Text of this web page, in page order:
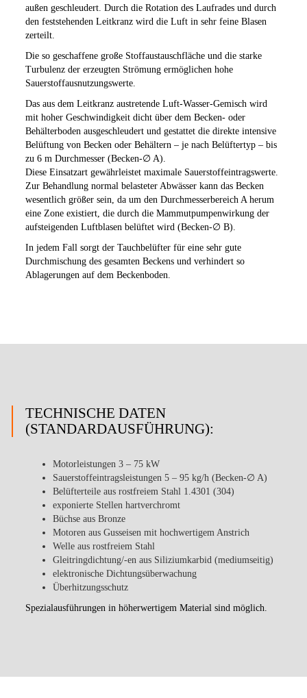
außen geschleudert. Durch die Rotation des Laufrades und durch
den feststehenden Leitkranz wird die Luft in sehr feine Blasen
zerteilt.
Die so geschaffene große Stoffaustauschfläche und die starke
Turbulenz der erzeugten Strömung ermöglichen hohe
Sauerstoffausnutzungswerte.
Das aus dem Leitkranz austretende Luft-Wasser-Gemisch wird
mit hoher Geschwindigkeit dicht über dem Becken- oder
Behälterboden ausgeschleudert und gestattet die direkte intensive
Belüftung von Becken oder Behältern – je nach Belüftertyp – bis
zu 6 m Durchmesser (Becken-∅ A).
Diese Einsatzart gewährleistet maximale Sauerstoffeintragswerte.
Zur Behandlung normal belasteter Abwässer kann das Becken
wesentlich größer sein, da um den Durchmesserbereich A herum
eine Zone existiert, die durch die Mammutpumpenwirkung der
aufsteigenden Luftblasen belüftet wird (Becken-∅ B).
In jedem Fall sorgt der Tauchbelüfter für eine sehr gute
Durchmischung des gesamten Beckens und verhindert so
Ablagerungen auf dem Beckenboden.
TECHNISCHE DATEN
(STANDARDAUSFÜHRUNG):
Motorleistungen 3 – 75 kW
Sauerstoffeintragsleistungen 5 – 95 kg/h (Becken-∅ A)
Belüfterteile aus rostfreiem Stahl 1.4301 (304)
exponierte Stellen hartverchromt
Büchse aus Bronze
Motoren aus Gusseisen mit hochwertigem Anstrich
Welle aus rostfreiem Stahl
Gleitringdichtung/-en aus Siliziumkarbid (mediumseitig)
elektronische Dichtungsüberwachung
Überhitzungsschutz
Spezialausführungen in höherwertigem Material sind möglich.